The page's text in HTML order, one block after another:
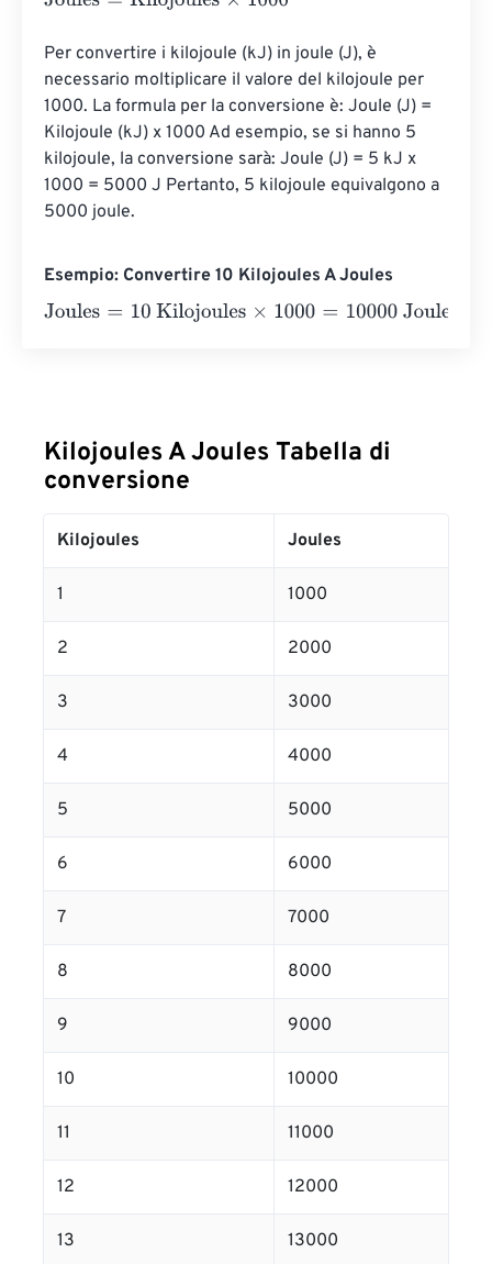
Per convertire i kilojoule (kJ) in joule (J), è
necessario moltiplicare il valore del kilojoule per
1000. La formula per la conversione è: Joule (J) =
Kilojoule (kJ) x 1000 Ad esempio, se si hanno 5
kilojoule, la conversione sarà: Joule (J) = 5 kJ x
1000 = 5000 J Pertanto, 5 kilojoule equivalgono a
5000 joule.
Esempio: Convertire 10 Kilojoules A Joules
Joules= 10 Kilojoules×1000= 10000 Joules
Kilojoules A Joules Tabella di
conversione
Kilojoules Joules
1 1000
2 2000
3 3000
4 4000
5 5000
6 6000
7 7000
8 8000
9 9000
10 10000
11 11000
12 12000
13 13000